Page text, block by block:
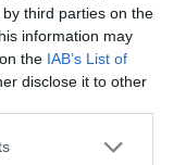
third parties on the
information may
the IAB’s List of
disclose it to other
or more Google